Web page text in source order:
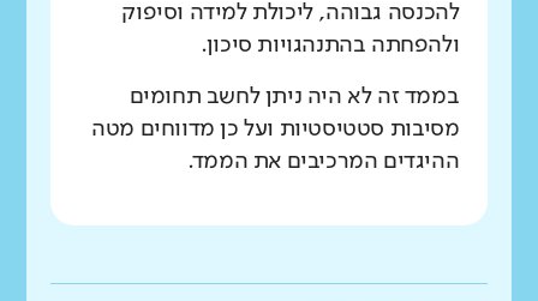
להכנסה גבוהה, ליכולת למידה וסיפוק
ולהפחתה בהתנהגויות סיכון.
בממד זה לא היה ניתן לחשב תחומים
מסיבות סטטיסטיות ועל כן מדווחים מטה
ההיגדים המרכיבים את הממד.